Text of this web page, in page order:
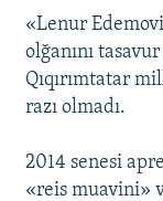
«Lenur
olğanını
Qıqırımtatar
razı olmadı.
2014 senesi
«reis muavini»